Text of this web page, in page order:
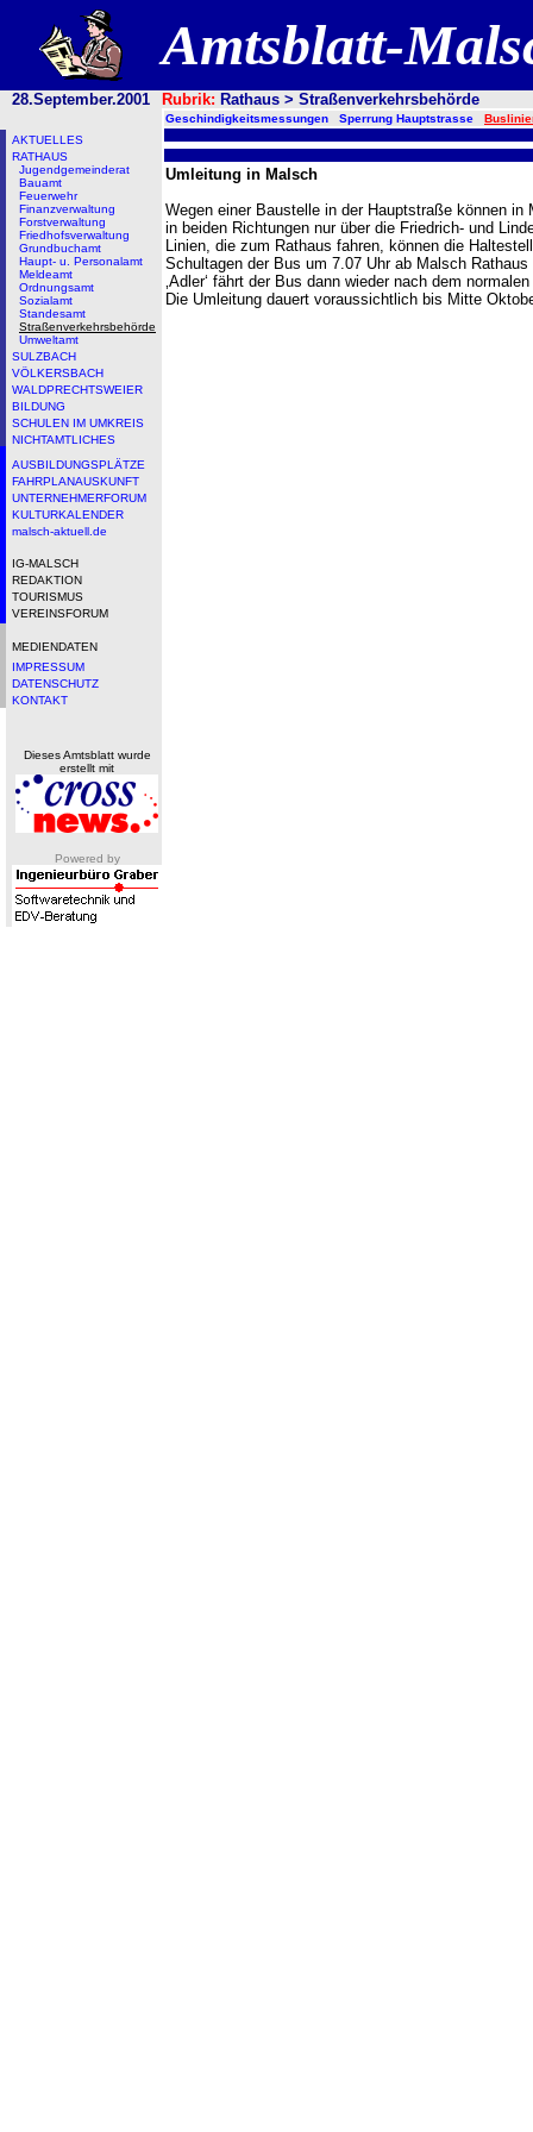
Amtsblatt-
28.September.2001 Rubrik: Rathaus > Straßenverkehrsbehörde
AKTUELLES
RATHAUS
Jugendgemeinderat
Bauamt
Feuerwehr
Finanzverwaltung
Forstverwaltung
Friedhofsverwaltung
Grundbuchamt
Haupt- u. Personalamt
Meldeamt
Ordnungsamt
Sozialamt
Standesamt
Straßenverkehrsbehörde
Umweltamt
SULZBACH
VÖLKERSBACH
WALDPRECHTSWEIER
BILDUNG
SCHULEN IM UMKREIS
NICHTAMTLICHES
AUSBILDUNGSPLÄTZE
FAHRPLANAUSKUNFT
UNTERNEHMERFORUM
KULTURKALENDER
malsch-aktuell.de
IG-MALSCH
REDAKTION
TOURISMUS
VEREINSFORUM
MEDIENDATEN
IMPRESSUM
DATENSCHUTZ
KONTAKT
Dieses Amtsblatt wurde
erstellt mit
Powered by
Geschindigkeitsmessungen Sperrung Hauptstrasse
Umleitung in Malsch
Wegen einer Baustelle in der Hauptstraße können
in beiden Richtungen nur über die Friedrich- und
Linien, die zum Rathaus fahren, können die
Schultagen der Bus um 7.07 Uhr ab Malsch
‚Adler‘ fährt der Bus dann wieder nach dem
Die Umleitung dauert voraussichtlich bis Mitte